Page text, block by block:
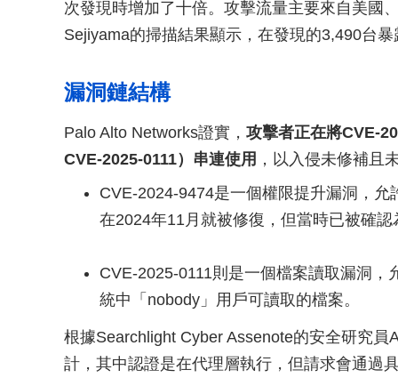
次發現時增加了十倍。攻擊流量主要來自美國
Sejiyama的掃描結果顯示，在發現的3,490台
漏洞鏈結構
Palo Alto Networks證實， 攻擊者正在將CVE-
CVE-2025-0111）串連使用 ，以入侵未修補且
CVE-2024-9474是一個權限提升漏洞，
在2024年11月就被修復，但當時已被確認
CVE-2025-0111則是一個檔案讀取漏洞
統中「nobody」用戶可讀取的檔案。
根據Searchlight Cyber Assenote的安全研究
計，其中認證是在代理層執行，但請求會通過